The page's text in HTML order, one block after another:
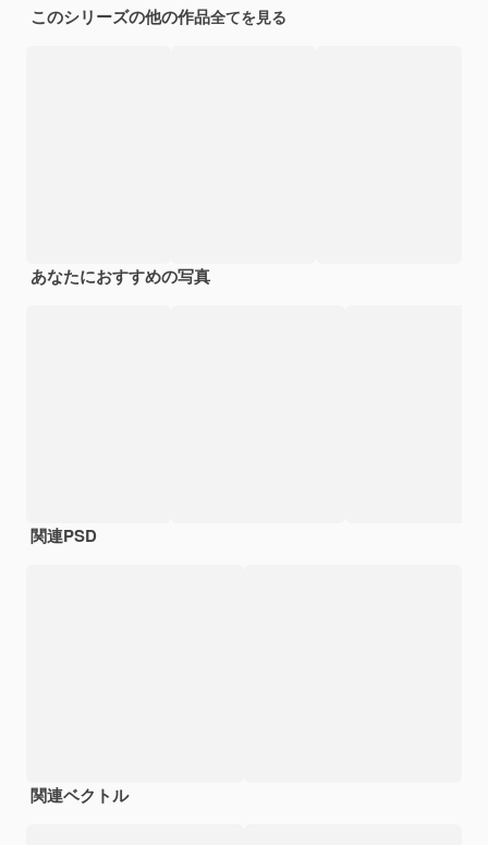
このシリーズの他の作品全てを見る
あなたにおすすめの写真
関連PSD
関連ベクトル